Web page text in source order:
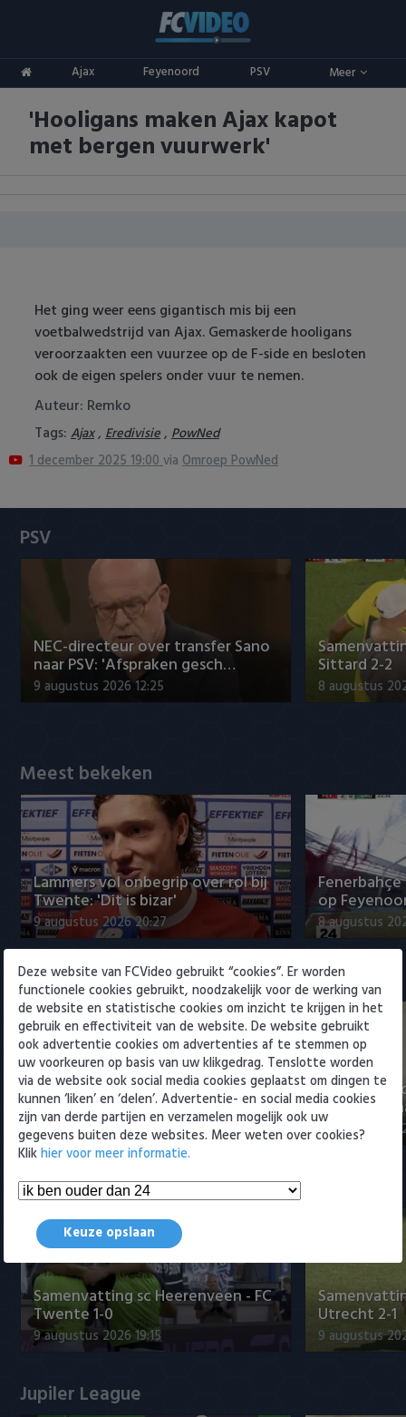
Ajax Feyenoord PSV Meer
ADO Den Haag
Ajax
FC Utrecht
Feyenoord
Heracles Almelo
NAC Breda
PEC Zwolle
PSV
Roda JC
SC Heerenveen
Sparta
VVV Venlo
Willem II
Competities
Eredivisie
Keuken Kampioen Divisie
Champions League
Europa League
Conference League
Oranje
'Hooligans maken Ajax kapot
met bergen vuurwerk'
Het ging weer eens gigantisch mis bij een
voetbalwedstrijd van Ajax. Gemaskerde hooligans
veroorzaakten een vuurzee op de F-side en besloten
ook de eigen spelers onder vuur te nemen.
Auteur: Remko
Tags: Ajax, Eredivisie, PowNed
1 december 2025 19:00via Omroep PowNed
PSV
NEC-directeur over transfer Sano
naar PSV: 'Afspraken gesch…
9 augustus 2026 12:25
Sittard 2-2
8 augustus
Meest bekeken
Lammers vol onbegrip over rol bij
Twente: 'Dit is bizar'
9 augustus 2026 20:27
op
8 augustus
Eredivisie
"Julian Brandt over fitheid, Godts
en Ter Stegen"
9 augustus 2026 22:57
"Weet niet
9 augustus
Samenvattingen Eredivisie
Samenvatting sc Heerenveen - FC
Twente 1-0
9 augustus 2026 19:15
Utrecht 2-1
9 augustus
Jupiler League
Deze website van FCVideo gebruikt “cookies”. Er worden
functionele cookies gebruikt, noodzakelijk voor de werking van
de website en statistische cookies om inzicht te krijgen in het
gebruik en effectiviteit van de website. De website gebruikt
ook advertentie cookies om advertenties af te stemmen op
uw voorkeuren op basis van uw klikgedrag. Tenslotte worden
via de website ook social media cookies geplaatst om dingen te
kunnen ‘liken’ en ‘delen’. Advertentie- en social media cookies
zijn van derde partijen en verzamelen mogelijk ook uw
gegevens buiten deze websites. Meer weten over cookies?
Klikhier voor meer informatie.
Keuze opslaan